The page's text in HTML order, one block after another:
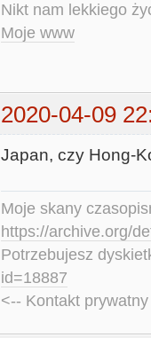
Nikt nam lekkiego
Moje www
2020-04-09
Japan, czy Hong-
Moje skany
https://archive.org/
Potrzebujesz
id=18887
<-- Kontakt